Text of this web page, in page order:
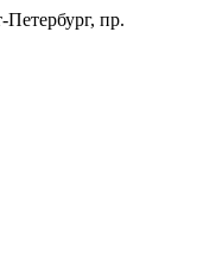
Петербург, пр.